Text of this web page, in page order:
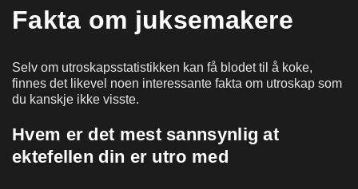
Fakta om juksemakere
Selv om utroskapsstatistikken kan få blodet til å koke,
finnes det likevel noen interessante fakta om utroskap som
du kanskje ikke visste.
Hvem er det mest sannsynlig at
ektefellen din er utro med